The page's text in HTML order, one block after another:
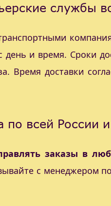
службы
и время. Сроки
Время доставки
по всей России
заказы в
с